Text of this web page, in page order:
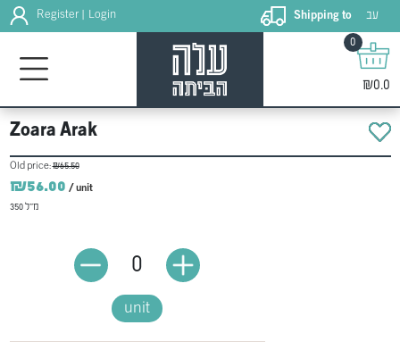
Register Login Shipping to
עב
0
₪0.0
Zoara Arak
Old price:₪65.50
₪56.00 / unit
350 מ"ל
unit
0